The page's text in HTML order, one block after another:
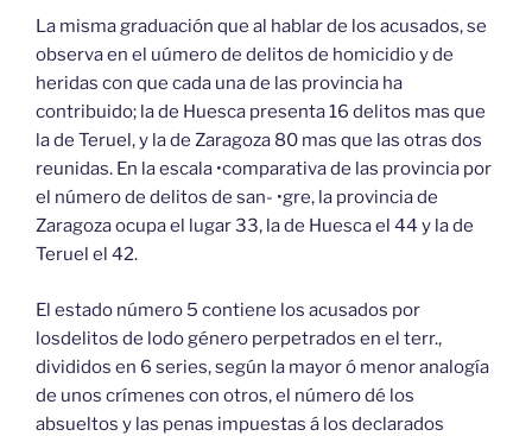
La misma graduación que al hablar de los acusados, se
observa en el uúmero de delitos de homicidio y de
heridas con que cada una de las provincia ha
contribuido; la de Huesca presenta 16 delitos mas que
la de Teruel, y la de Zaragoza 80 mas que las otras dos
reunidas. En la escala •comparativa de las provincia por
el número de delitos de san- •gre, la provincia de
Zaragoza ocupa el lugar 33, la de Huesca el 44 y la de
Teruel el 42.
El estado número 5 contiene los acusados por
losdelitos de lodo género perpetrados en el terr.,
divididos en 6 series, según la mayor ó menor analogía
de unos crímenes con otros, el número dé los
absueltos y las penas impuestas á los declarados